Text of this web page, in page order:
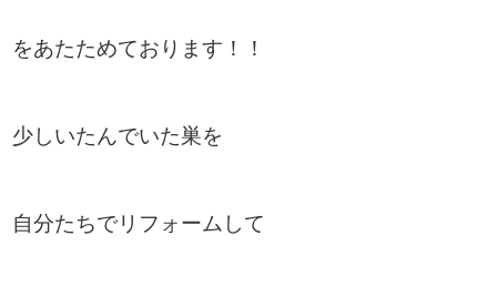
をあたためております！！
少しいたんでいた巣を
自分たちでリフォームして